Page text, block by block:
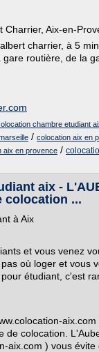
Charrier, Aix-en-
charrier, à 5
routière, de la
chambre etudiant
/ colocation aix en
aix en provence /
aix -
colocation ...
à Aix
et vous venez
où loger et vous
étudiant, c'est
de colocation.
aix.com ) vous